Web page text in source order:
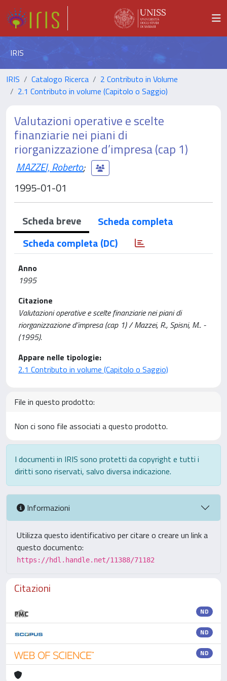
IRIS
IRIS Catalogo Ricerca
2 Contributo in Volume
2.1 Contributo in volume (Capitolo o Saggio)
Valutazioni operative e scelte
finanziarie nei piani di
riorganizzazione d’impresa (cap 1)
MAZZEI, Roberto;
1995-01-01
Scheda breve
Scheda completa
Scheda completa (DC)
Anno
1995
Citazione
Valutazioni operative e scelte finanziarie nei piani di
riorganizzazione d’impresa (cap 1) / Mazzei, R., Spisni, M.. -
(1995).
Appare nelle tipologie:
2.1 Contributo in volume (Capitolo o Saggio)
File in questo prodotto:
Non ci sono file associati a questo prodotto.
I documenti in IRIS sono protetti da copyright e tutti i
diritti sono riservati, salvo diversa indicazione.
Informazioni
Utilizza questo identificativo per citare o creare un link a
questo documento:
https://hdl.handle.net/11388/71182
Citazioni
ND
ND
ND